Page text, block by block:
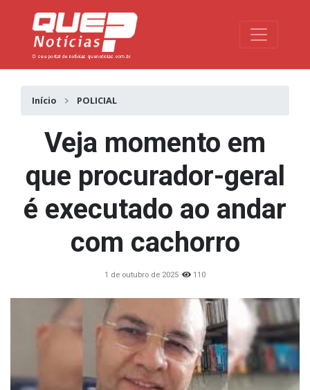
Toggle
Início POLICIAL
Veja momento em
que procurador-geral
é executado ao andar
com cachorro
1 de outubro de 2025 110